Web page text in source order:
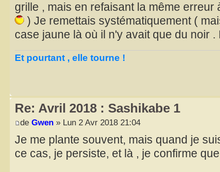
grille , mais en refaisant la même erreur
) Je remettais systématiquement (
case jaune là où il n'y avait que du noir
Et pourtant , elle tourne !
Re: Avril 2018 : Sashikabe 1
de Gwen » Lun 2 Avr 2018 21:04
Je me plante souvent, mais quand je
ce cas, je persiste, et là , je confirme